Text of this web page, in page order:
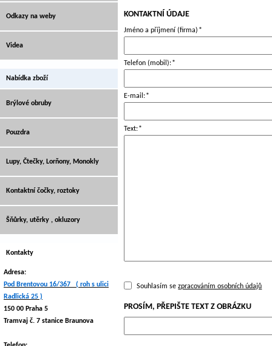
KONTAKTNÍ ÚDAJE
Jméno a příjmení (firma) *
Telefon (mobil):*
E-mail:*
Text:*
Souhlasím sezpracováním osobních údajů
PROSÍM, PŘEPIŠTE TEXT Z OBRÁZKU
Odkazy na weby
Videa
Nabídka zboží
Brýlové obruby
Pouzdra
Lupy, Čtečky, Lorňony, Monokly
Kontaktní čočky, roztoky
Šňůrky, utěrky , okluzory
Kontakty
Adresa:
Pod Brentovou 16/367 ( roh s ulici
Radlická 25 )
150 00 Praha 5
Tramvaj č. 7 stanice Braunova